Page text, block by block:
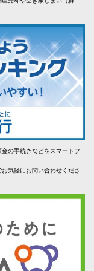
の手続きなどをスマートフ
気軽にお問い合わせくださ